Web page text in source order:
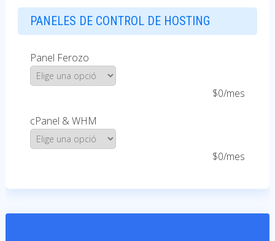
PANELES DE CONTROL DE HOSTING
Panel Ferozo
$0/mes
cPanel & WHM
$0/mes